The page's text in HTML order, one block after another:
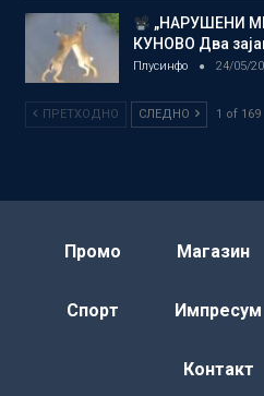
„НАРУШЕНИ
КУНОВО Два
Плусинфо 24/05/
ПРЕТХОДНО СЛЕДНО 1 of 169
Промо Магазин
Спорт Импресум
Контакт